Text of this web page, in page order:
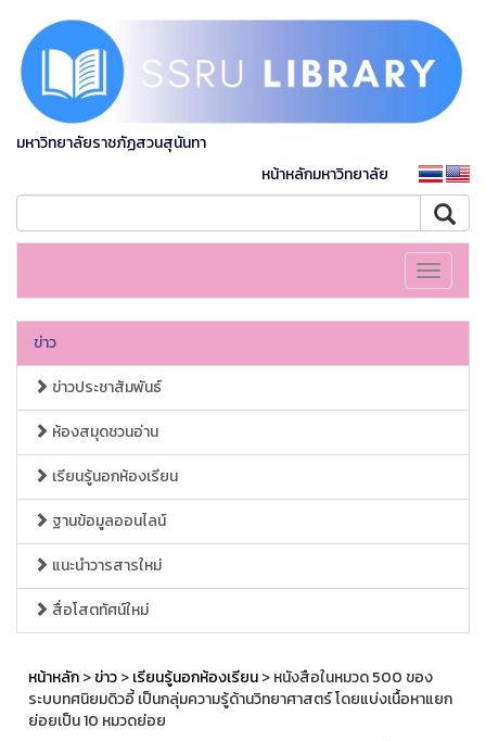
มหาวิทยาลัยราชภัฏสวนสุนันทา
หน้าหลักมหาวิทยาลัย
Toggle
ข่าว
ข่าวประชาสัมพันธ์
ห้องสมุดชวนอ่าน
เรียนรู้นอกห้องเรียน
ฐานข้อมูลออนไลน์
แนะนำวารสารใหม่
สื่อโสตทัศน์ใหม่
หน้าหลัก>ข่าว>เรียนรู้นอกห้องเรียน> หนังสือในหมวด 500 ของ
ระบบทศนิยมดิวอี้ เป็นกลุ่มความรู้ด้านวิทยาศาสตร์ โดยแบ่งเนื้อหาแยก
ย่อยเป็น 10 หมวดย่อย